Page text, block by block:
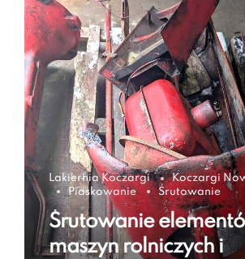
Lakiernia Koczargi
Koczargi
Piaskowanie
Śrutowanie
Śrutowanie
maszyn rolniczych i